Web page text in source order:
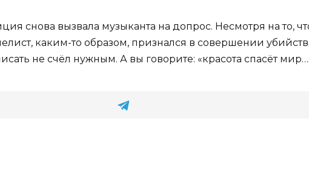
снова вызвала музыканта на допрос. Несмотря на то,
каким-то образом, признался в совершении
не счёл нужным. А вы говорите: «красота спасёт